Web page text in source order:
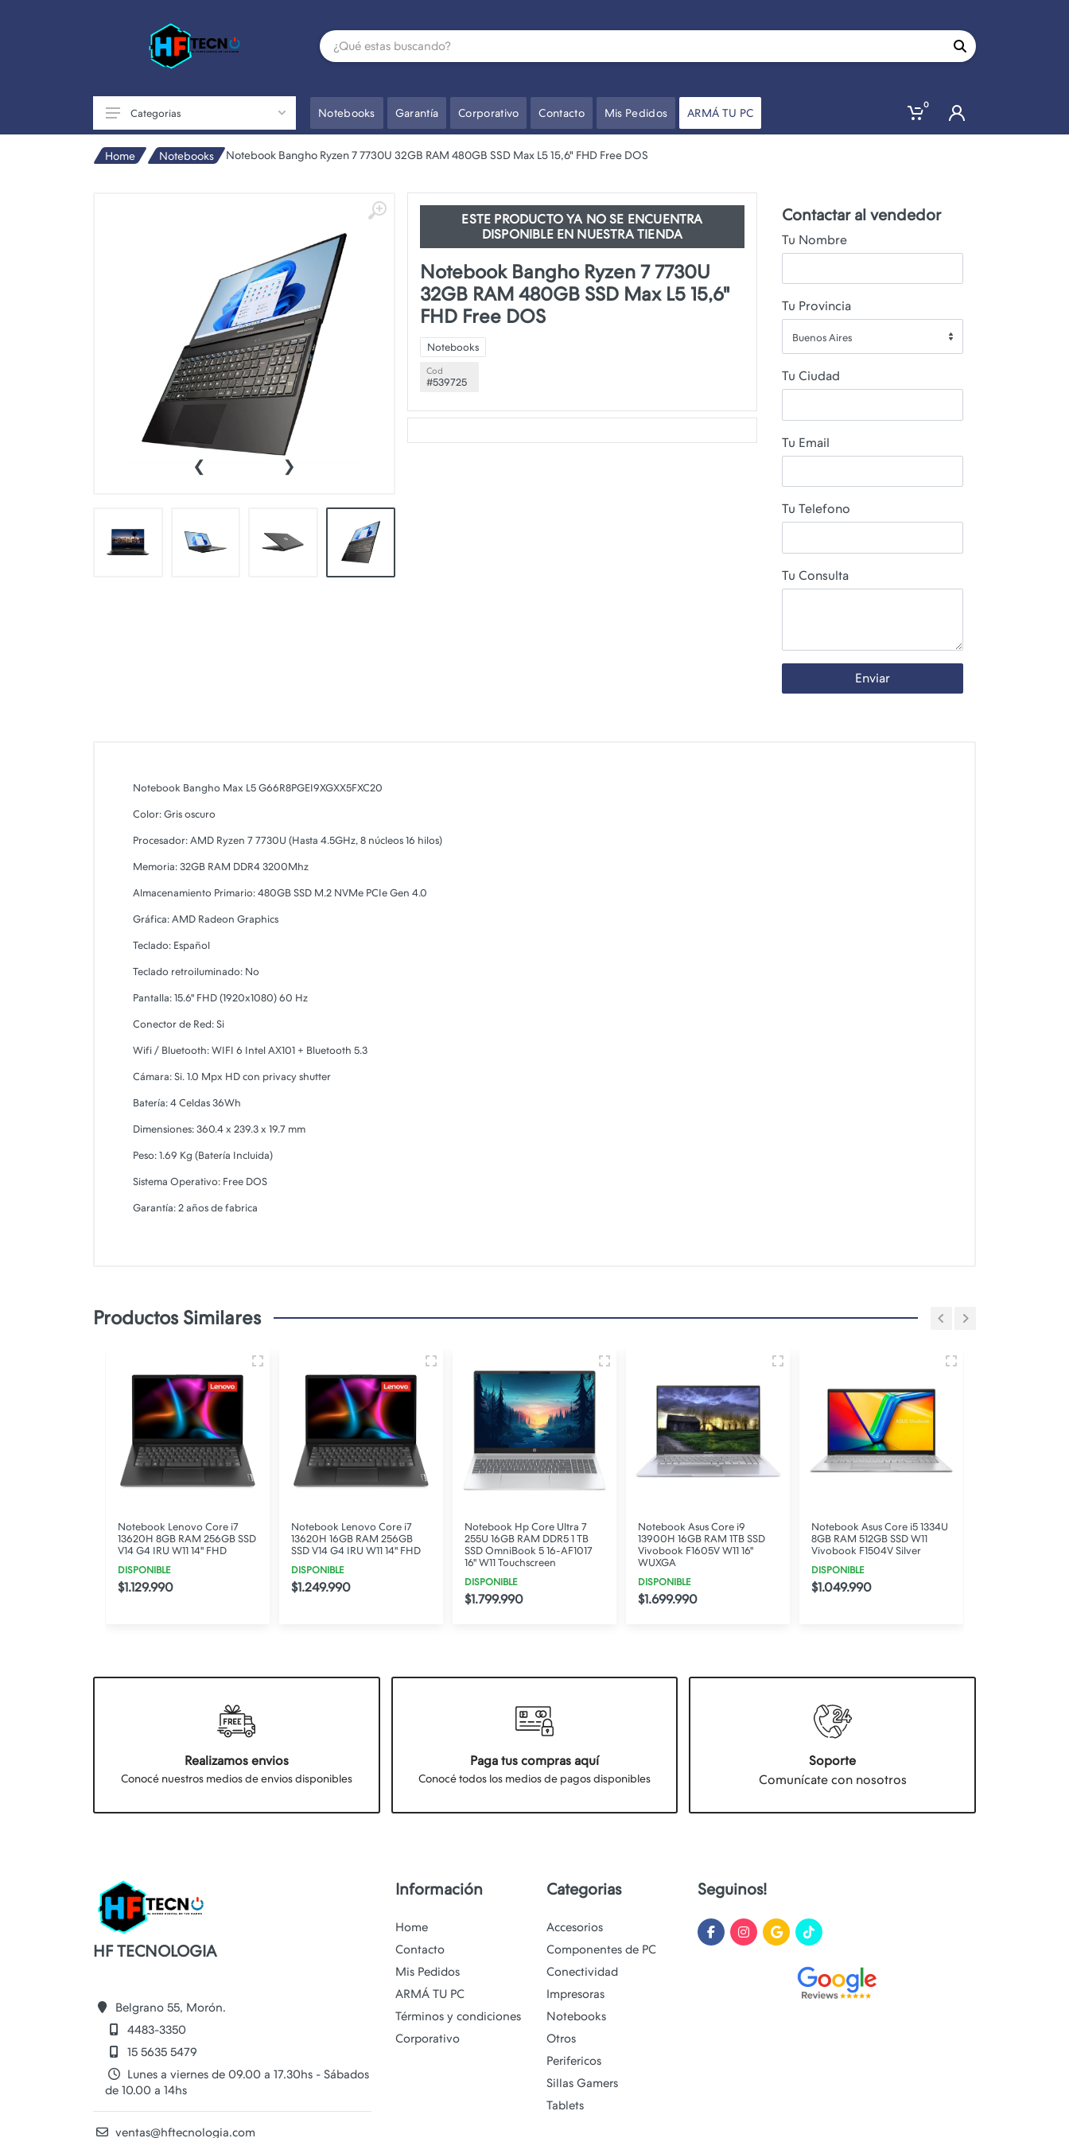
Categorias Notebooks Garantía Corporativo Contacto Mis Pedidos ARMÁ TU PC
0
Home Notebooks Notebook Bangho Ryzen 7 7730U 32GB RAM 480GB SSD Max L5 15,6" FHD Free DOS
‹ ›
ESTE PRODUCTO YA NO SE ENCUENTRA
DISPONIBLE EN NUESTRA TIENDA
Notebook Bangho Ryzen 7 7730U
32GB RAM 480GB SSD Max L5 15,6"
FHD Free DOS
Notebooks
Cod
#539725
Contactar al vendedor
Tu Nombre
Tu Provincia
Buenos Aires
Tu Ciudad
Tu Email
Tu Telefono
Tu Consulta
Enviar
Notebook Bangho Max L5 G66R8PGEI9XGXX5FXC20
Color: Gris oscuro
Procesador: AMD Ryzen 7 7730U (Hasta 4.5GHz, 8 núcleos 16 hilos)
Memoria: 32GB RAM DDR4 3200Mhz
Almacenamiento Primario: 480GB SSD M.2 NVMe PCIe Gen 4.0
Gráfica: AMD Radeon Graphics
Teclado: Español
Teclado retroiluminado: No
Pantalla: 15.6" FHD (1920x1080) 60 Hz
Conector de Red: Si
Wifi / Bluetooth: WIFI 6 Intel AX101 + Bluetooth 5.3
Cámara: Si. 1.0 Mpx HD con privacy shutter
Batería: 4 Celdas 36Wh
Dimensiones: 360.4 x 239.3 x 19.7 mm
Peso: 1.69 Kg (Batería Incluida)
Sistema Operativo: Free DOS
Garantía: 2 años de fabrica
Productos Similares
Notebook Lenovo Core i7
13620H 8GB RAM 256GB SSD
V14 G4 IRU W11 14" FHD
DISPONIBLE
$1.129.990
Notebook Lenovo Core i7
13620H 16GB RAM 256GB
SSD V14 G4 IRU W11 14" FHD
DISPONIBLE
$1.249.990
Notebook Hp Core Ultra 7
255U 16GB RAM DDR5 1 TB
SSD OmniBook 5 16-AF1017
16" W11 Touchscreen
DISPONIBLE
$1.799.990
Notebook Asus Core i9
13900H 16GB RAM 1TB SSD
Vivobook F1605V W11 16"
WUXGA
DISPONIBLE
$1.699.990
Notebook Asus Core i5 1334U
8GB RAM 512GB SSD W11
Vivobook F1504V Silver
DISPONIBLE
$1.049.990
Realizamos envios
Conocé nuestros medios de envios disponibles
Paga tus compras aquí
Conocé todos los medios de pagos disponibles
Soporte
Comunícate con nosotros
HF TECNOLOGIA
Belgrano 55, Morón.
4483-3350
15 5635 5479
Lunes a viernes de 09.00 a 17.30hs - Sábados
de 10.00 a 14hs
ventas@hftecnologia.com
Información
Home
Contacto
Mis Pedidos
ARMÁ TU PC
Términos y condiciones
Corporativo
Categorias
Accesorios
Componentes de PC
Conectividad
Impresoras
Notebooks
Otros
Perifericos
Sillas Gamers
Tablets
Seguinos!